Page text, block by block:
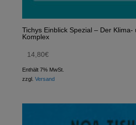
Tichys Einblick Spezial – Der Klima-
Komplex
14,80€
Enthält 7% MwSt.
zzgl. Versand